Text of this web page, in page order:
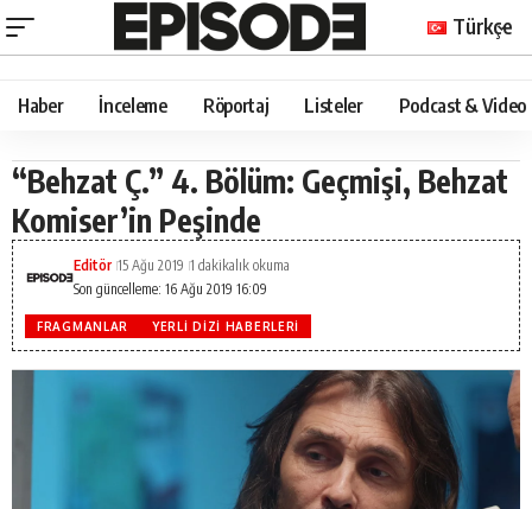
Türkçe
Haber İnceleme Röportaj Listeler Podcast & Video
“Behzat Ç.” 4. Bölüm: Geçmişi, Behzat
Komiser’in Peşinde
Son güncelleme: 16 Ağu 2019 16:09
Editör 15 Ağu 2019 1 dakikalık okuma
FRAGMANLAR YERLI DIZI HABERLERI